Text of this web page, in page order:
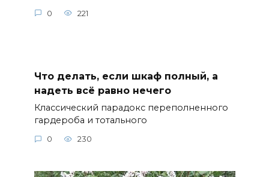
0 221
Что делать, если шкаф полный, а
надеть всё равно нечего
Классический парадокс переполненного
гардероба и тотального
0 230